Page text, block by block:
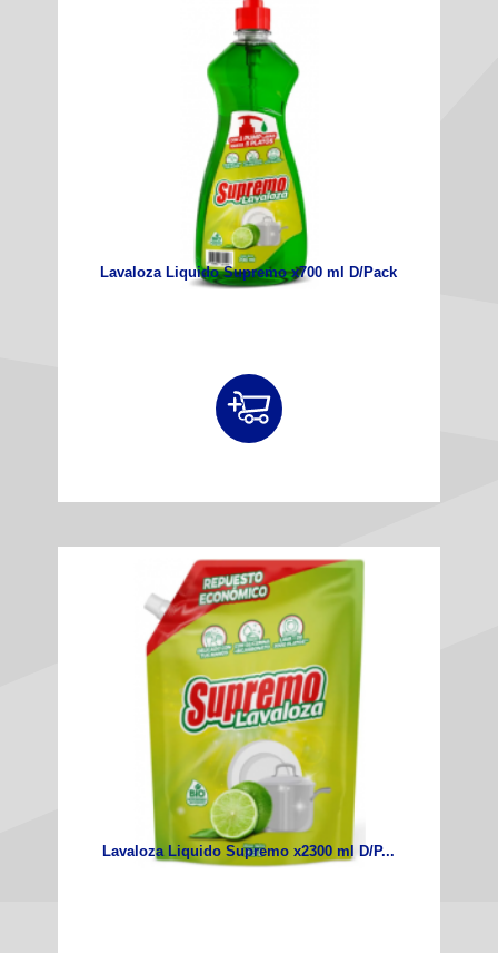
Lavaloza Liquido Supremo x700 ml D/Pack
Lavaloza Liquido Supremo x2300 ml D/P...